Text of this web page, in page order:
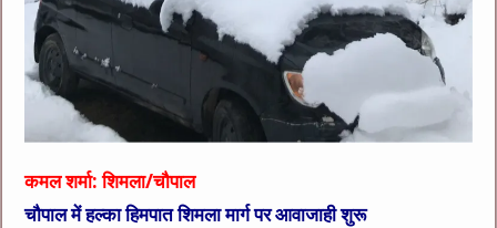
कमल शर्मा: शिमला/चौपाल
चौपाल में हल्का हिमपात शिमला मार्ग पर आवाजाही शुरू